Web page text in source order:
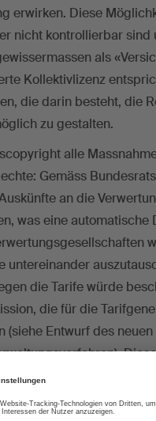
erwirken. Diese
nicht kontrollierbar sind
als
Kollektivlizenz
die darin besteht, die
zu gestalten.
alle
Gemäss
an die
was eine
die Tarife würde
die für die
Entwurf des
Verwaltungskosten
übrig bliebe.